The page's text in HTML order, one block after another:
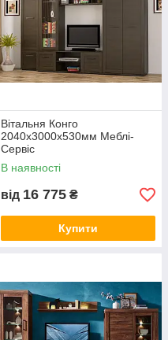
Вітальня Конго
2040х3000х530мм Меблі-
Сервіс
В наявності
від 16 775 ₴
Купити